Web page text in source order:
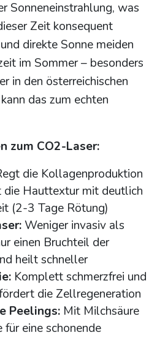
Sonneneinstrahlung, was
Zeit konsequent
direkte Sonne meiden
im Sommer – besonders
in den österreichischen
das zum echten
zum CO2-Laser:
die Kollagenproduktion
die Hauttextur mit deutlich
(2-3 Tage Rötung)
Weniger invasiv als
einen Bruchteil der
heilt schneller
Komplett schmerzfrei und
die Zellregeneration
Peelings: Mit Milchsäure
eine schonende